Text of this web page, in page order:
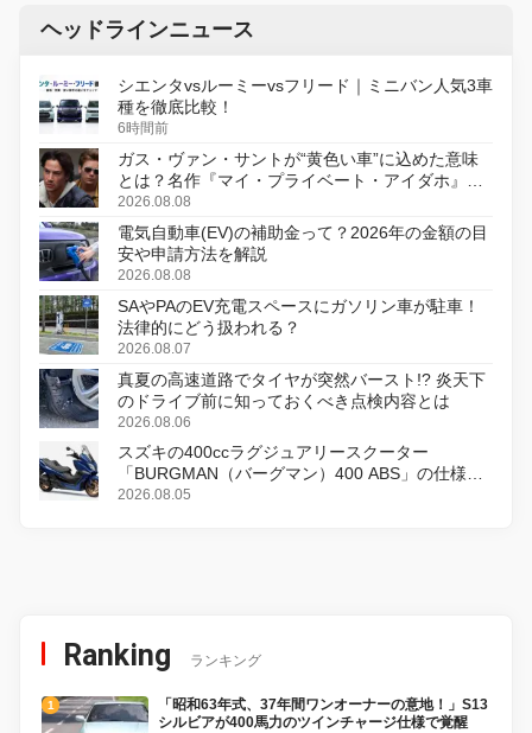
ヘッドラインニュース
シエンタvsルーミーvsフリード｜ミニバン人気3車
種を徹底比較！
6時間前
ガス・ヴァン・サントが“黄色い車”に込めた意味
とは？名作『マイ・プライベート・アイダホ』が
初のデジタルリマスター版で復活
2026.08.08
電気自動車(EV)の補助金って？2026年の金額の目
安や申請方法を解説
2026.08.08
SAやPAのEV充電スペースにガソリン車が駐車！
法律的にどう扱われる？
2026.08.07
真夏の高速道路でタイヤが突然バースト!? 炎天下
のドライブ前に知っておくべき点検内容とは
2026.08.06
スズキの400ccラグジュアリースクーター
「BURGMAN（バーグマン）400 ABS」の仕様を
変更し、8月18日に発売
2026.08.05
Ranking ランキング
「昭和63年式、37年間ワンオーナーの意地！」S13
シルビアが400馬力のツインチャージ仕様で覚醒